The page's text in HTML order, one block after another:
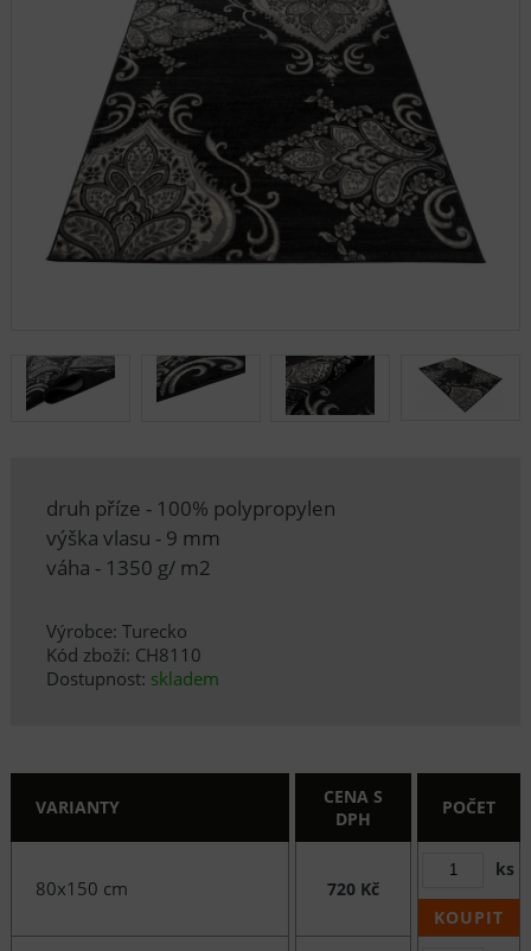
druh příze - 100% polypropylen
výška vlasu - 9 mm
váha - 1350 g/ m2
Výrobce: Turecko
Kód zboží: CH8110
Dostupnost: skladem
VARIANTY
CENA S
DPH
POČET
80x150 cm 720 Kč
ks
KOUPIT